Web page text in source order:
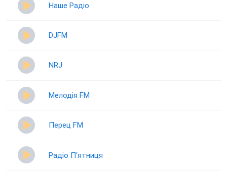
Наше Радіо
DJFM
NRJ
Мелодія FM
Перец FM
Радіо П‘ятниця